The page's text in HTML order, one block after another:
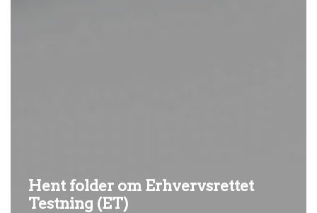
Hent folder om Erhvervsrettet
Testning (ET)